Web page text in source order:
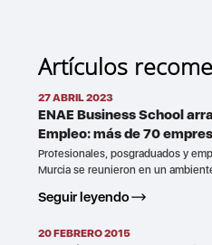
Artículos
27 ABRIL 2023
ENAE Business School
Empleo: más de 70
Profesionales, posgraduados y
Murcia se reunieron en un
Seguir leyendo
20 FEBRERO 2015